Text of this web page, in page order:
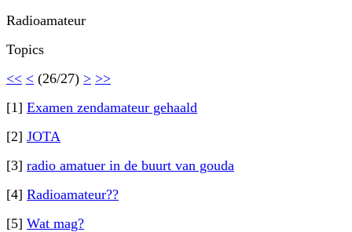
Radioamateur
Topics
<< < (26/27) > >>
[1] Examen zendamateur gehaald
[2] JOTA
[3] radio amatuer in de buurt van gouda
[4] Radioamateur??
[5] Wat mag?